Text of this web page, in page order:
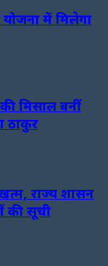
योजना में मिलेगा
मिसाल बनीं
ठाकुर
राज्य शासन
की सूची